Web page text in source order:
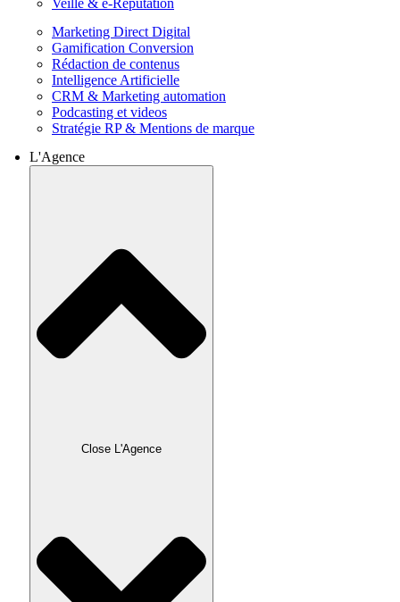
Marketing Direct Digital
Gamification Conversion
Rédaction de contenus
Intelligence Artificielle
CRM & Marketing automation
Podcasting et videos
Stratégie RP & Mentions de marque
L'Agence
Close L'Agence